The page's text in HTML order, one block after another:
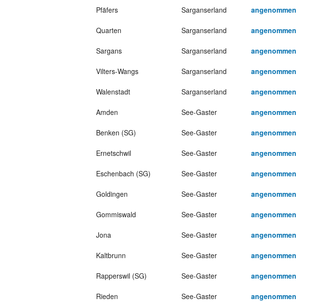
Pfäfers Sarganserland angenommen
Quarten Sarganserland angenommen
Sargans Sarganserland angenommen
Vilters-Wangs Sarganserland angenommen
Walenstadt Sarganserland angenommen
Amden See-Gaster angenommen
Benken (SG) See-Gaster angenommen
Ernetschwil See-Gaster angenommen
Eschenbach (SG) See-Gaster angenommen
Goldingen See-Gaster angenommen
Gommiswald See-Gaster angenommen
Jona See-Gaster angenommen
Kaltbrunn See-Gaster angenommen
Rapperswil (SG) See-Gaster angenommen
Rieden See-Gaster angenommen